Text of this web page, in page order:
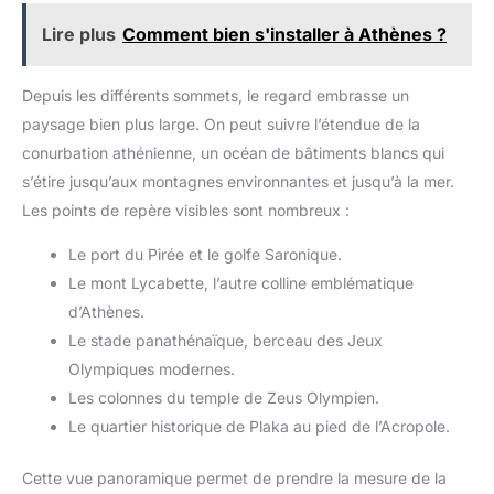
objectifs RF que EF.
parfaitement net grâce à la
personnes et les animaux,
idéale pour les photos et les
vidéos 4K. Utilisez le mode de
changer rapidement la mise au
déballages. Faites confiance à
l'autofocus rapide et fiable qui
moment. UN RENDU
RETOUCHE Mettez en valeur
styles créatifs et aux profils
cinématographiques, des
couleurs vives ou une base
neutre pour un traitement
Grâce au bouton de flou
Lire plus Comment bien s'installer à Athènes ?
Depuis les différents sommets, le regard embrasse un
paysage bien plus large. On peut suivre l’étendue de la
conurbation athénienne, un océan de bâtiments blancs qui
s’étire jusqu’aux montagnes environnantes et jusqu’à la mer.
Les points de repère visibles sont nombreux :
Le port du Pirée et le golfe Saronique.
Le mont Lycabette, l’autre colline emblématique
d’Athènes.
Le stade panathénaïque, berceau des Jeux
Olympiques modernes.
Les colonnes du temple de Zeus Olympien.
Le quartier historique de Plaka au pied de l’Acropole.
Cette vue panoramique permet de prendre la mesure de la